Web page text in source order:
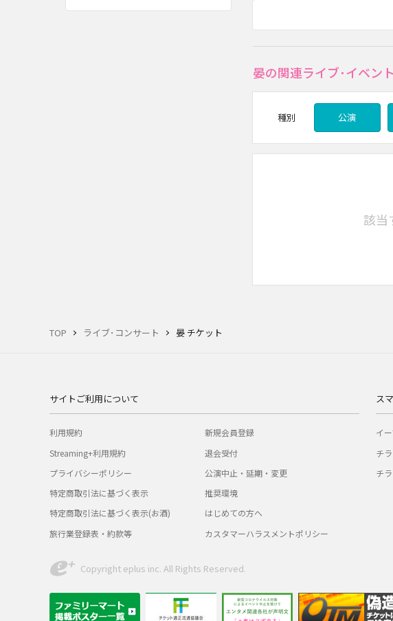
TOP ライブ･コンサート 晏 チケット
晏の関連ライブ･イベン
種別 公演
該当
サイトご利用について
利用規約
Streaming+利用規約
プライバシーポリシー
特定商取引法に基づく表示
特定商取引法に基づく表示(お酒)
旅行業登録表・約款等
新規会員登録
退会受付
公演中止・延期・変更
推奨環境
はじめての方へ
カスタマーハラスメントポリシー
ス
イ
チ
チ
Copyright eplus inc. All Rights Reserved.